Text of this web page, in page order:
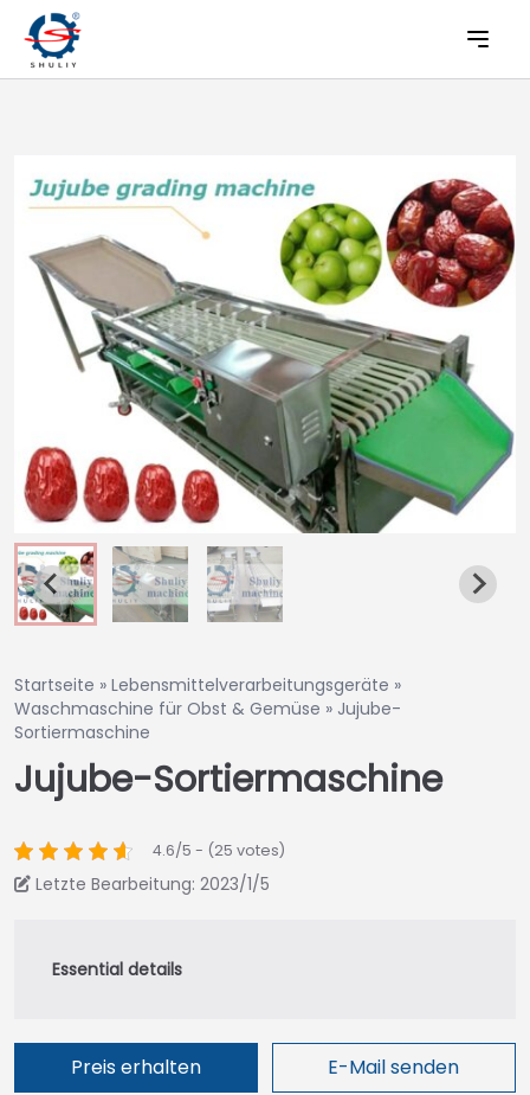
Startseite » Lebensmittelverarbeitungsgeräte »
Waschmaschine für Obst & Gemüse » Jujube-
Sortiermaschine
Jujube-Sortiermaschine
4.6/5 - (25 votes)
Letzte Bearbeitung: 2023/1/5
Preis erhalten E-Mail senden